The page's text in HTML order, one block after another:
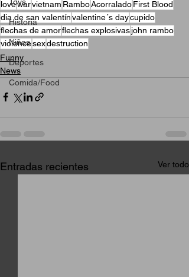
Historia
Niños
Deportes
Comida/Food
lovewarvietnam RamboAcorraladoFirst Blood
dia de san valentínvalentine´s daycupido
flechas de amorflechas explosivasjohn rambo
violencesexdestruction
Funny
News
Entradas recientes Ver todo